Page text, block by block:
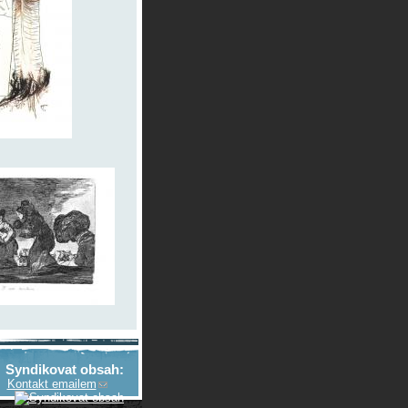
Syndikovat obsah:
Kontakt emailem